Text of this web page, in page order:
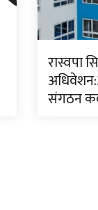
रास्वपा
संगठन